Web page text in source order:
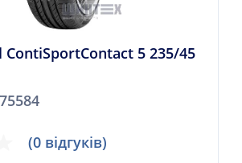
ContiSportContact 5 235/45
(0 відгуків)